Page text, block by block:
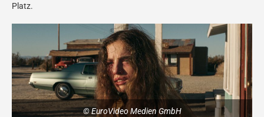
Platz.
© EuroVideo Medien GmbH